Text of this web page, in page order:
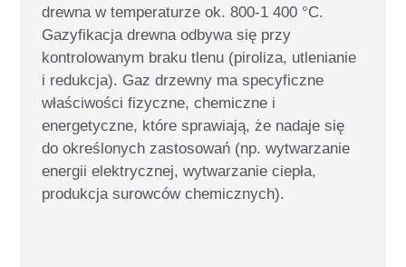
drewna w temperaturze ok. 800-1 400 °C.
Gazyfikacja drewna odbywa się przy
kontrolowanym braku tlenu (piroliza, utlenianie
i redukcja). Gaz drzewny ma specyficzne
właściwości fizyczne, chemiczne i
energetyczne, które sprawiają, że nadaje się
do określonych zastosowań (np. wytwarzanie
energii elektrycznej, wytwarzanie ciepła,
produkcja surowców chemicznych).